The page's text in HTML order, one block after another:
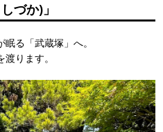
づか)」
る「武蔵塚」へ。
ります。